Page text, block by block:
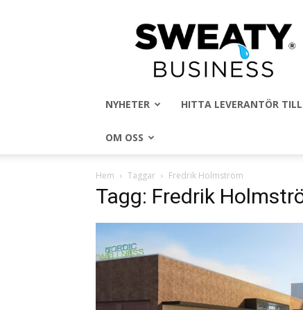
Sweaty
Business
NYHETER HITTA LEVERANTÖR
OM OSS
Hem Taggar Fredrik Holmström
Tagg: Fredrik